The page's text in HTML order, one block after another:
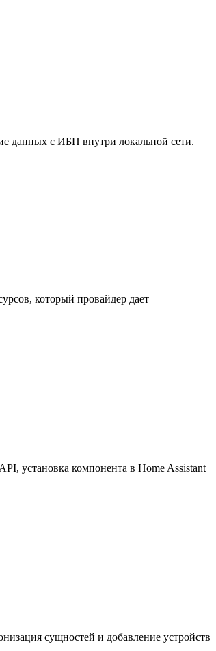
данных с ИБП внутри локальной сети.
который провайдер дает
установка компонента в Home Assistant
сущностей и добавление устройств